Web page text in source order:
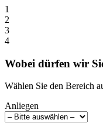
1
2
3
4
Wobei dürfen wir
Wählen Sie den Bereich
Anliegen